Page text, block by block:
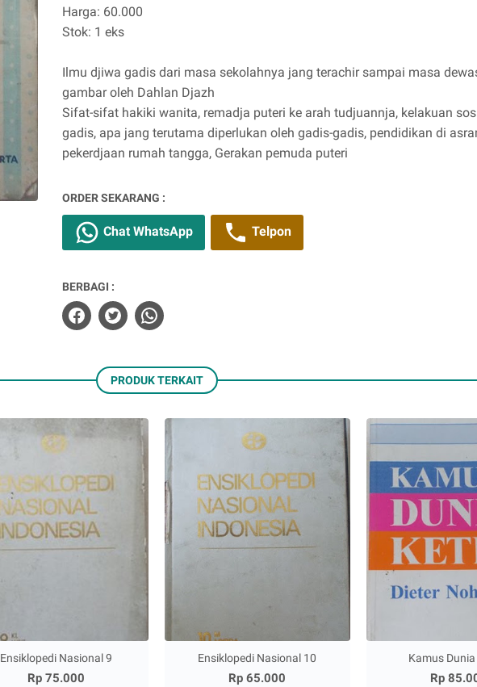
Harga: 60.000
Stok: 1 eks
Ilmu djiwa gadis dari masa sekolahnya jang terachir sampai masa
gambar oleh Dahlan Djazh
Sifat-sifat hakiki wanita, remadja puteri ke arah tudjuannja, kelakuan
gadis, apa jang terutama diperlukan oleh gadis-gadis, pendidikan di
pekerdjaan rumah tangga, Gerakan pemuda puteri
ORDER SEKARANG :
Chat WhatsApp Telpon
BERBAGI :
PRODUK TERKAIT
Ensiklopedi Nasional 9
Rp 75.000
Ensiklopedi Nasional 10
Rp 65.000
Kamus
Rp